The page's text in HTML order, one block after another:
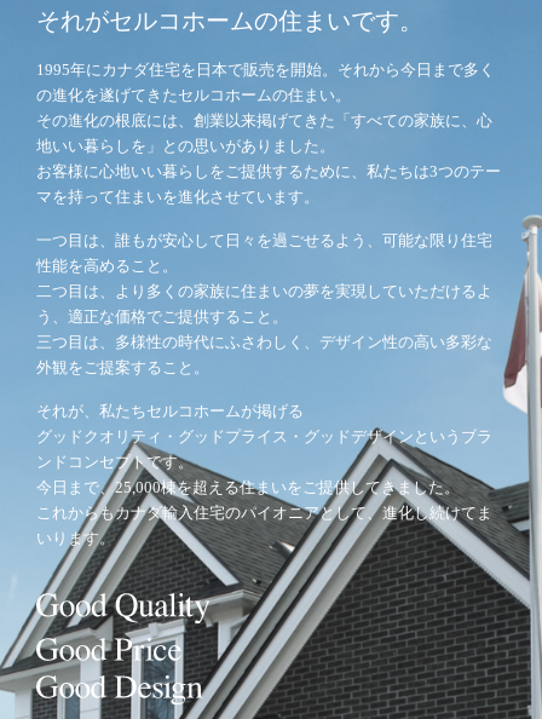
それがセルコホームの住まいです。
1995年にカナダ住宅を日本で販売を開始。それから今日まで多く
の進化を遂げてきたセルコホームの住まい。
その進化の根底には、創業以来掲げてきた「すべての家族に、心
地いい暮らしを」との思いがありました。
お客様に心地いい暮らしをご提供するために、私たちは3つのテー
マを持って住まいを進化させています。
一つ目は、誰もが安心して日々を過ごせるよう、可能な限り住宅
性能を高めること。
二つ目は、より多くの家族に住まいの夢を実現していただけるよ
う、適正な価格でご提供すること。
三つ目は、多様性の時代にふさわしく、デザイン性の高い多彩な
外観をご提案すること。
それが、私たちセルコホームが掲げる
グッドクオリティ・グッドプライス・グッドデザインというブラ
ンドコンセプトです。
今日まで、25,000棟を超える住まいをご提供してきました。
これからもカナダ輸入住宅のパイオニアとして、進化し続けてま
いります。